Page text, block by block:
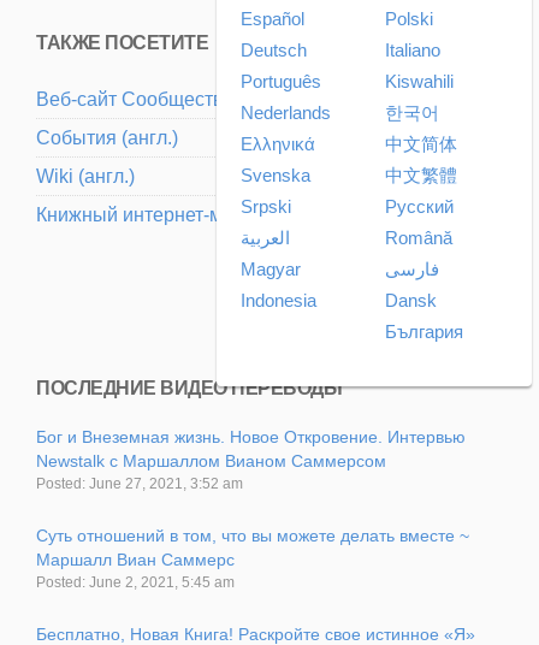
ТАКЖЕ ПОСЕТИТЕ
Веб-сайт Cообщества (aнгл.)
События (aнгл.)
Wiki (aнгл.)
Книжный интернет-магазин (aнгл.)
Español
Deutsch
Português
Nederlands
Ελληνικά
Svenska
Srpski
العربية
Magyar
Indonesia
Polski
Italiano
Kiswahili
한국어
中文简体
中文繁體
Pусский
Română
فارسی
Dansk
България
ПОСЛЕДНИЕ ВИДЕО ПЕРЕВОДЫ
Бог и Внеземная жизнь. Новое Откровение. Интервью
Newstalk с Маршаллом Вианом Саммерсом
Posted: June 27, 2021, 3:52 am
Суть отношений в том, что вы можете делать вместе ~
Маршалл Виан Саммерс
Posted: June 2, 2021, 5:45 am
Бесплатно, Новая Книга! Раскройте свое истинное «Я»